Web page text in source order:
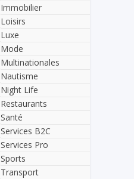
Immobilier
Loisirs
Luxe
Mode
Multinationales
Nautisme
Night Life
Restaurants
Santé
Services B2C
Services Pro
Sports
Transport